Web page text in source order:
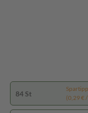
84 St
Spartipp
(0,29 € /